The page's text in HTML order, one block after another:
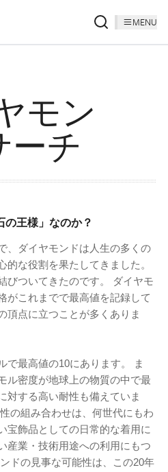
MENU
モン
ーチ
の王様」なのか？
、ダイヤモンドは人生の多くの
な役割を果たしてきました。
びついてきたのです。 ダイヤモ
がこれまでで最高値を記録して
頂点に立つことが多くありま
で最高値の10にあります。 ま
ル密度が地球上の物質の中で最
対する高い耐性も備えていま
の組み合わせは、何世代にもわ
宝飾品としての日常的な着用に
産業・技術用途への利用にもつ
ドの見事な可能性は、この20年